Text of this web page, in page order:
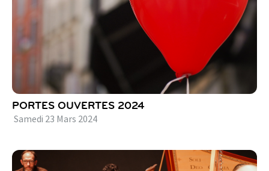
PORTES OUVERTES 2024
Samedi 23 Mars 2024